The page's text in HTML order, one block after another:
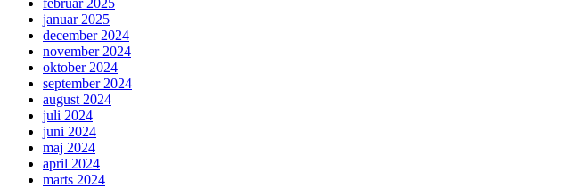
februar 2025
januar 2025
december 2024
november 2024
oktober 2024
september 2024
august 2024
juli 2024
juni 2024
maj 2024
april 2024
marts 2024